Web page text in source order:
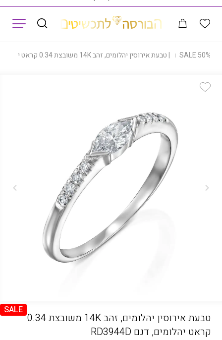
SALE 50%
|טבעת אירוסין יהלומים, זהב 14K משובצת 0.34 קראט יהלומים, דגם RD3944D
SALE
טבעת אירוסין יהלומים, זהב 14K משובצת 0.34
קראט יהלומים, דגם RD3944D